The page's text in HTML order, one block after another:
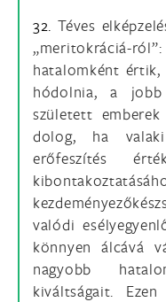
32. Téves
„meritokráciá-
hatalomként
hódolnia, a jobb
született
dolog, ha valaki
erőfeszítés
valódi
könnyen álcává
nagyobb
kiváltságait.